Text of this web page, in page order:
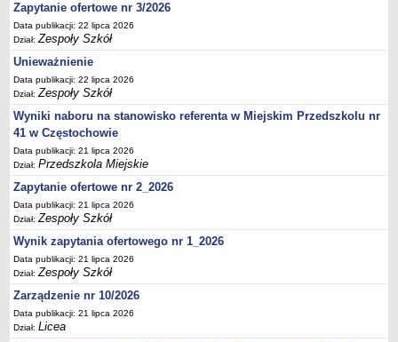
Zapytanie ofertowe nr 3/2026
Data publikacji: 22 lipca 2026
Dział:Zespoły Szkół
Unieważnienie
Data publikacji: 22 lipca 2026
Dział:Zespoły Szkół
Wyniki naboru na stanowisko referenta w Miejskim Przedszkolu nr
41 w Częstochowie
Data publikacji: 21 lipca 2026
Dział:Przedszkola Miejskie
Zapytanie ofertowe nr 2_2026
Data publikacji: 21 lipca 2026
Dział:Zespoły Szkół
Wynik zapytania ofertowego nr 1_2026
Data publikacji: 21 lipca 2026
Dział:Zespoły Szkół
Zarządzenie nr 10/2026
Data publikacji: 21 lipca 2026
Dział:Licea